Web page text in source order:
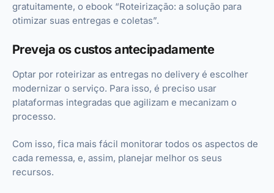
gratuitamente, o ebook “Roteirização: a solução para
otimizar suas entregas e coletas”.
Preveja os custos antecipadamente
Optar por roteirizar as entregas no delivery é escolher
modernizar o serviço. Para isso, é preciso usar
plataformas integradas que agilizam e mecanizam o
processo.
Com isso, fica mais fácil monitorar todos os aspectos de
cada remessa, e, assim, planejar melhor os seus
recursos.